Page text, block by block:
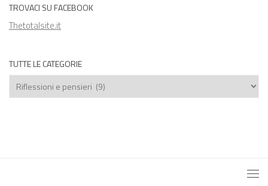
TROVACI SU FACEBOOK
Thetotalsite.it
TUTTE LE CATEGORIE
Tutte
le